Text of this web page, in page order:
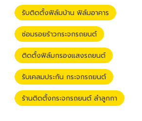
รับติดตั้งฟิล์มบ้าน ฟิล์มอาคาร
ซ่อมรอยร้าวกระจกรถยนต์
ติดตั้งฟิล์มกรองแสงรถยนต์
รับเคลมประกัน กระจกรถยนต์
ร้านติดตั้งกระจกรถยนต์ ลำลูกกา